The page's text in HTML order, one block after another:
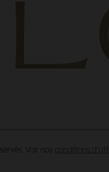
Voir nos conditions